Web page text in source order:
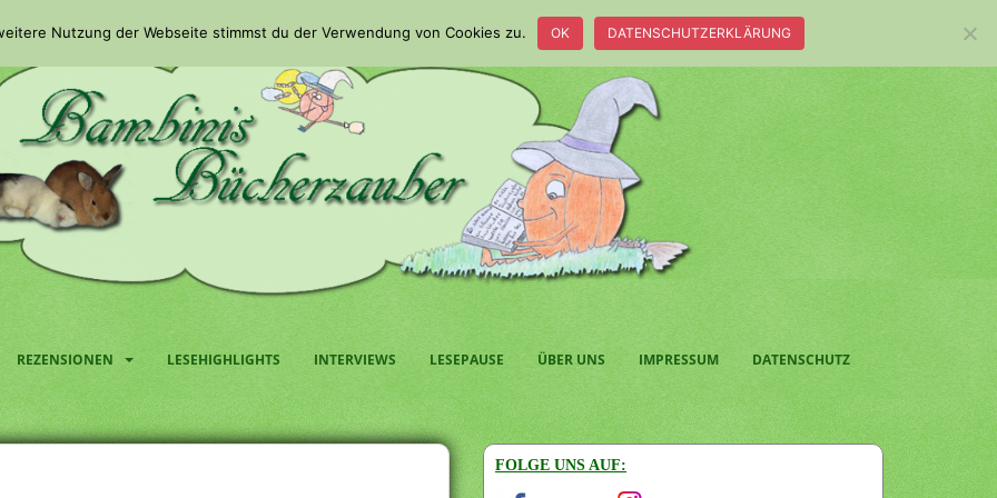
REZENSIONEN LESEHIGHLIGHTS INTERVIEWS LESEPAUSE ÜBER UNS IMPRESSUM DATENSCHUTZ
FOLGE UNS AUF:
Nutzung der Webseite stimmst du der Verwendung von Cookies zu. OK DATENSCHUTZERKLÄRUNG